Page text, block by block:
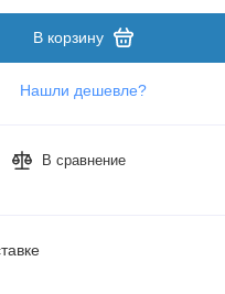
В корзину
Нашли дешевле?
В сравнение